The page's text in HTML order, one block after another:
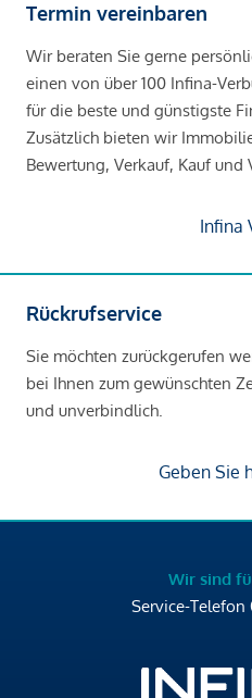
Termin vereinbaren
Wir beraten Sie gerne
einen von über 100 Infina-
für die beste und günstigste
Zusätzlich bieten wir
Bewertung, Verkauf, Kauf und
Infina
Rückrufservice
Sie möchten zurückgerufen
bei Ihnen zum gewünschten
und unverbindlich.
Geben Sie
Wir sind
Service-Telefon